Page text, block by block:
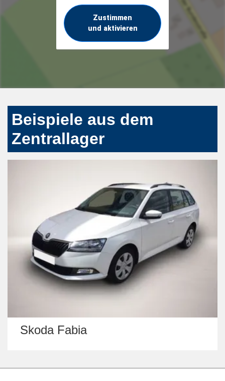
Zustimmen
und aktivieren
Beispiele aus dem
Zentrallager
Skoda Kamiq